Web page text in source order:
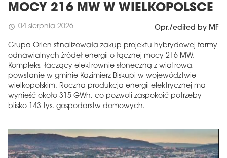
MOCY 216 MW W WIELKOPOLSCE
schedule 04 sierpnia 2026 Opr./edited by MF
Grupa Orlen sfinalizowała zakup projektu hybrydowej farmy
odnawialnych źródeł energii o łącznej mocy 216 MW.
Kompleks, łączący elektrownię słoneczną z wiatrową,
powstanie w gminie Kazimierz Biskupi w województwie
wielkopolskim. Roczna produkcja energii elektrycznej ma
wynieść około 315 GWh, co pozwoli zaspokoić potrzeby
blisko 143 tys. gospodarstw domowych.